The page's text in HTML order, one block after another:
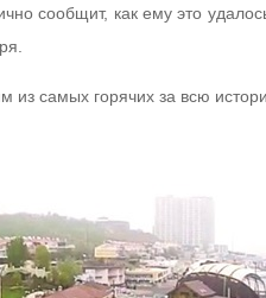
сообщит, как ему это
из самых горячих за всю